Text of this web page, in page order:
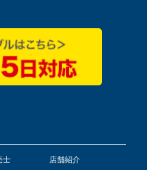
士 店舗紹介